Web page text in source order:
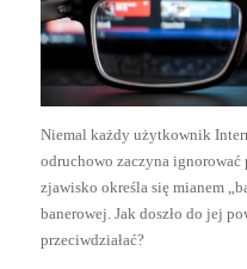
Niemal każdy użytkownik
odruchowo zaczyna ignorować
zjawisko określa się mianem
banerowej. Jak doszło do jej
przeciwdziałać?